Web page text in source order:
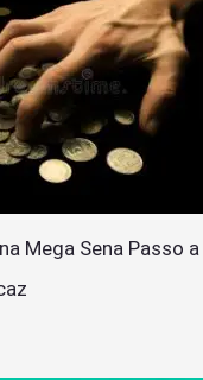
Mega Sena Passo